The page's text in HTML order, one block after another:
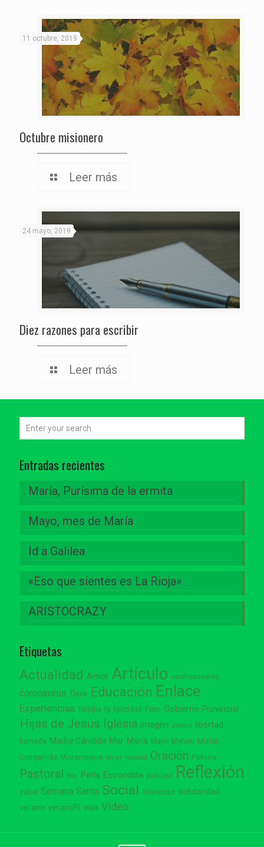
11 octubre, 2019
Octubre misionero
Leer más
24 mayo, 2019
Diez razones para escribir
Leer más
Entradas recientes
María, Purísima de la ermita
Mayo, mes de María
Id a Galilea
«Eso que sientes es La Rioja»
ARISTOCRAZY
Etiquetas
Actualidad Amor Artículo confinamiento
coronavirus Dios Educación Enlace
Experiencias familia fe felicidad Foto Gobierno Provincial
Hijas de Jesús Iglesia Imagen Jesús libertad
llamada Madre Cándida Mar María Mayo Metoro Misión
Compartida Mozambique mujer navidad Oración Pascua
Pastoral Paz Perla Escondida podcast Reflexión
salud Semana Santa Social Sociedad solidaridad
verano veranoFI vida Vídeo